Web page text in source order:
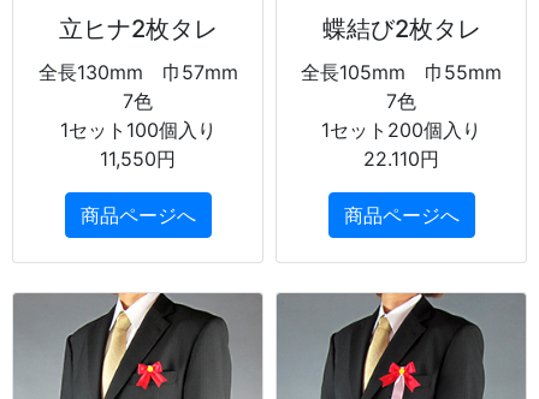
立ヒナ2枚タレ
全長130mm 巾57mm
7色
1セット100個入り
11,550円
商品ページへ
蝶結び2枚タレ
全長105mm 巾55mm
7色
1セット200個入り
22.110円
商品ページへ